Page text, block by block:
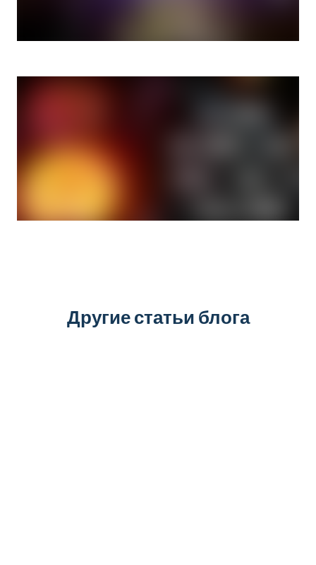
Другие статьи блога